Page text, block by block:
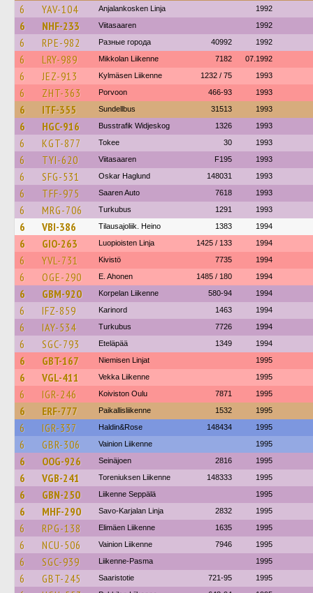
6 YAV-104 Anjalankosken Linja 1992
6 NHF-233 Viitasaaren 1992
6 RPE-982 Разные города 40992 1992
6 LRY-989 Mikkolan Liikenne 7182 07.1992
6 JEZ-913 Kylmäsen Liikenne 1232 / 75 1993
6 ZHT-363 Porvoon 466-93 1993
6 ITF-355 Sundellbus 31513 1993
6 HGC-916 Busstrafik Widjeskog 1326 1993
6 KGT-877 Tokee 30 1993
6 TYI-620 Viitasaaren F195 1993
6 SFG-531 Oskar Haglund 148031 1993
6 TFF-975 Saaren Auto 7618 1993
6 MRG-706 Turkubus 1291 1993
6 VBI-386 Tilausajoliik. Heino 1383 1994
6 GIO-263 Luopioisten Linja 1425 / 133 1994
6 YVL-731 Kivistö 7735 1994
6 OGE-290 E. Ahonen 1485 / 180 1994
6 GBM-920 Korpelan Liikenne 580-94 1994
6 IFZ-859 Karinord 1463 1994
6 IAY-534 Turkubus 7726 1994
6 SGC-793 Eteläpää 1349 1994
6 GBT-167 Niemisen Linjat 1995
6 VGL-411 Vekka Liikenne 1995
6 IGR-246 Koiviston Oulu 7871 1995
6 ERF-777 Paikallisliikenne 1532 1995
6 IGR-337 Haldin&Rose 148434 1995
6 GBR-306 Vainion Liikenne 1995
6 OOG-926 Seinäjoen 2816 1995
6 VGB-241 Toreniuksen Liikenne 148333 1995
6 GBN-250 Liikenne Seppälä 1995
6 MHF-290 Savo-Karjalan Linja 2832 1995
6 RPG-138 Elimäen Liikenne 1635 1995
6 NCU-506 Vainion Liikenne 7946 1995
6 SGC-939 Liikenne-Pasma 1995
6 GBT-245 Saaristotie 721-95 1995